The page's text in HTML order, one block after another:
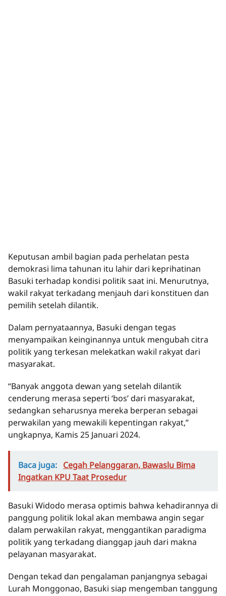
Keputusan ambil bagian pada perhelatan pesta
demokrasi lima tahunan itu lahir dari keprihatinan
Basuki terhadap kondisi politik saat ini. Menurutnya,
wakil rakyat terkadang menjauh dari konstituen dan
pemilih setelah dilantik.
Dalam pernyataannya, Basuki dengan tegas
menyampaikan keinginannya untuk mengubah citra
politik yang terkesan melekatkan wakil rakyat dari
masyarakat.
“Banyak anggota dewan yang setelah dilantik
cenderung merasa seperti ‘bos’ dari masyarakat,
sedangkan seharusnya mereka berperan sebagai
perwakilan yang mewakili kepentingan rakyat,”
ungkapnya, Kamis 25 Januari 2024.
Baca juga: Cegah Pelanggaran, Bawaslu Bima
Ingatkan KPU Taat Prosedur
Basuki Widodo merasa optimis bahwa kehadirannya di
panggung politik lokal akan membawa angin segar
dalam perwakilan rakyat, menggantikan paradigma
politik yang terkadang dianggap jauh dari makna
pelayanan masyarakat.
Dengan tekad dan pengalaman panjangnya sebagai
Lurah Monggonao, Basuki siap mengemban tanggung